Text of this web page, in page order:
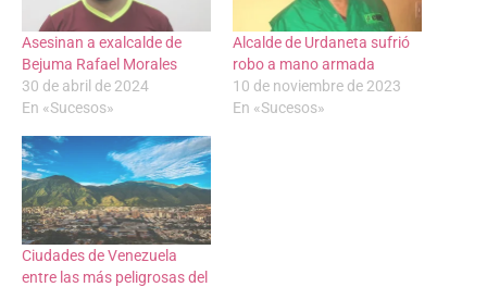
Asesinan a exalcalde de
Bejuma Rafael Morales
30 de abril de 2024
En «Sucesos»
Alcalde de Urdaneta sufrió
robo a mano armada
10 de noviembre de 2023
En «Sucesos»
Ciudades de Venezuela
entre las más peligrosas del